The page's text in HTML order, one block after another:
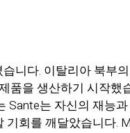
니다. 이탈리아 북부
을 생산하기 시작
는 자신의 재능
회를 깨달았습니다.